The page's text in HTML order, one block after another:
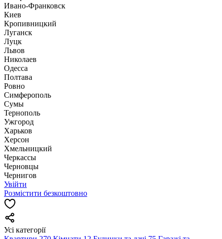
Ивано-Франковск
Киев
Кропивницкий
Луганск
Луцк
Львов
Николаев
Одесса
Полтава
Ровно
Симферополь
Сумы
Тернополь
Ужгород
Харьков
Херсон
Хмельницкий
Черкассы
Чернoвцы
Чернигов
Увійти
Розмістити безкоштовно
Усі категорії